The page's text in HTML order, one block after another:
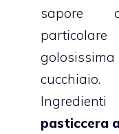
sapore
cucchiaio.
pasticcera